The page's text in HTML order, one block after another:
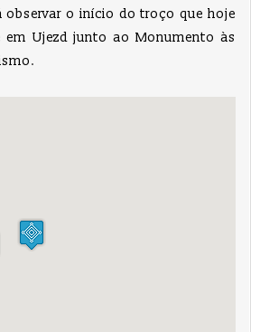
observar o início do troço que hoje
em Ujezd junto ao Monumento às
.